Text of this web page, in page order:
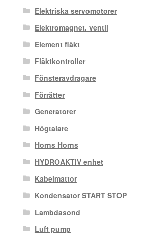
Elektriska servomotorer
Elektromagnet. ventil
Element fläkt
Fläktkontroller
Fönsteravdragare
Förrätter
Generatorer
Högtalare
Horns Horns
HYDROAKTIV enhet
Kabelmattor
Kondensator START STOP
Lambdasond
Luft pump